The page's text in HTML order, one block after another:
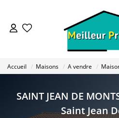
Accueil Maisons A vendre
SAINT JEAN DE
Saint Jean